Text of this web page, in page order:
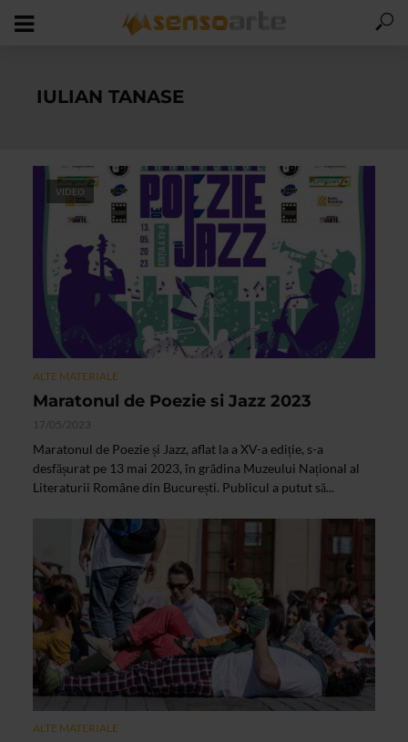
IULIAN TANASE
VIDEO
ALTE MATERIALE
Maratonul de Poezie si Jazz 2023
17/05/2023
Maratonul de Poezie și Jazz, aflat la a XV-a ediție, s-a
desfășurat pe 13 mai 2023, în grădina Muzeului Național al
Literaturii Române din București. Publicul a putut să...
ALTE MATERIALE